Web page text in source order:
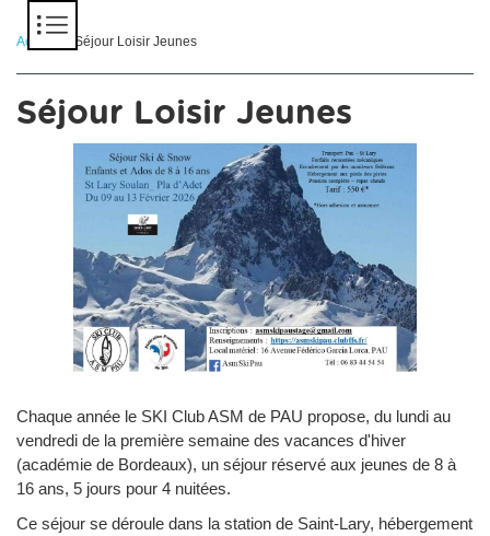
Accueil > Séjour Loisir Jeunes
Séjour Loisir Jeunes
Chaque année le SKI Club ASM de PAU propose, du lundi au
vendredi de la première semaine des vacances d'hiver
(académie de Bordeaux), un séjour réservé aux jeunes de 8 à
16 ans, 5 jours pour 4 nuitées.
Ce séjour se déroule dans la station de Saint-Lary, hébergement